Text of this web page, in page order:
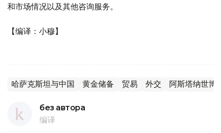
和市场情况以及其他咨询服务。
【编译：小穆】
哈萨克斯坦与中国 黄金储备 贸易 外交 阿斯塔纳世博
без автора
编译